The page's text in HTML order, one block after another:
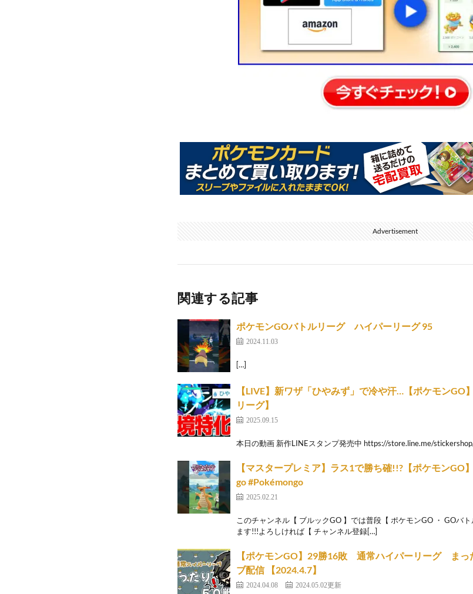
Advertisement
関連する記事
ポケモンGOバトルリーグ ハイパーリーグ 95
2024.11.03
[…]
【LIVE】新ワザ「ひやみず」で冷や汗…【ポケモンGO
リーグ】
2025.09.15
本日の動画 新作LINEスタンプ発売中 https://store.line.me/
【マスタープレミア】ラス1で勝ち確!!?【ポケモンGO
go #Pokémongo
2025.02.21
このチャンネル【 ブルックGO 】では普段【 ポケモンGO ・ GOバ
ます!!!よろしければ【 チャンネル登録[…]
【ポケモンGO】29勝16敗 通常ハイパーリーグ ま
ブ配信 【2024.4.7】
2024.04.08 2024.05.02更新